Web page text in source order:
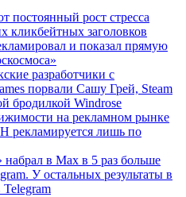
постоянный рост стресса
кликбейтных заголовков
и показал прямую
разработчики с
порвали Сашу Грей, Steam
бродилкой Windrose
на рекламном рынке
рекламируется лишь по
в Max в 5 раз больше
У остальных результаты в